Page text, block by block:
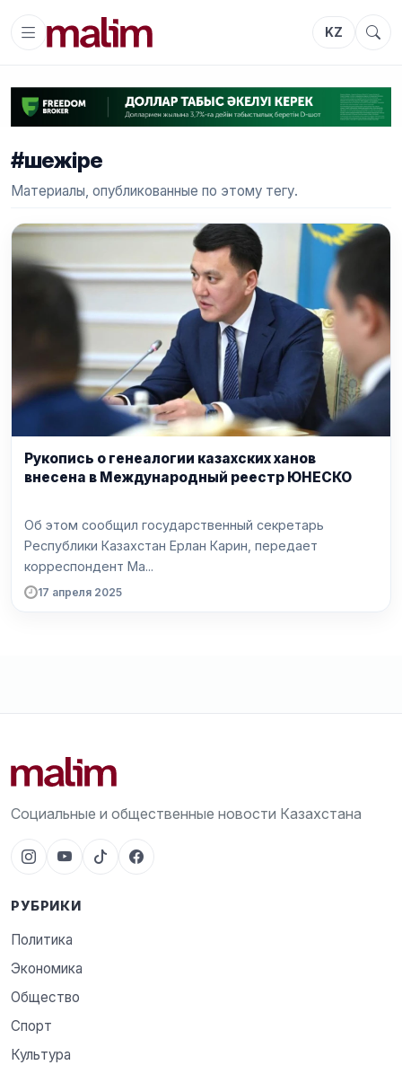
KZ
#шежіре
Материалы, опубликованные по этому тегу.
Рукопись о генеалогии казахских ханов
внесена в Международный реестр ЮНЕСКО
Об этом сообщил государственный секретарь
Республики Казахстан Ерлан Карин, передает
корреспондент Ma...
17 апреля 2025
Социальные и общественные новости Казахстана
РУБРИКИ
Политика
Экономика
Общество
Спорт
Культура